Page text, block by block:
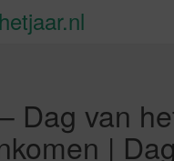
Dag van
|